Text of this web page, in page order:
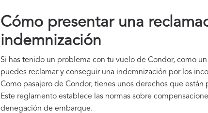
Cómo presentar una
indemnización
Si has tenido un problema con tu vuelo de Condor, como
puedes reclamar y conseguir una indemnización por los
Como pasajero de Condor, tienes unos derechos que
Este reglamento establece las normas sobre
denegación de embarque.